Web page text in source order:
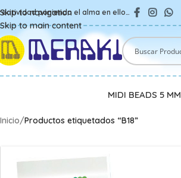
Skip to navigation
Skip to main content
poniendo el alma en ello…
MIDI BEADS 5 MM
Inicio/Productos etiquetados “B18”